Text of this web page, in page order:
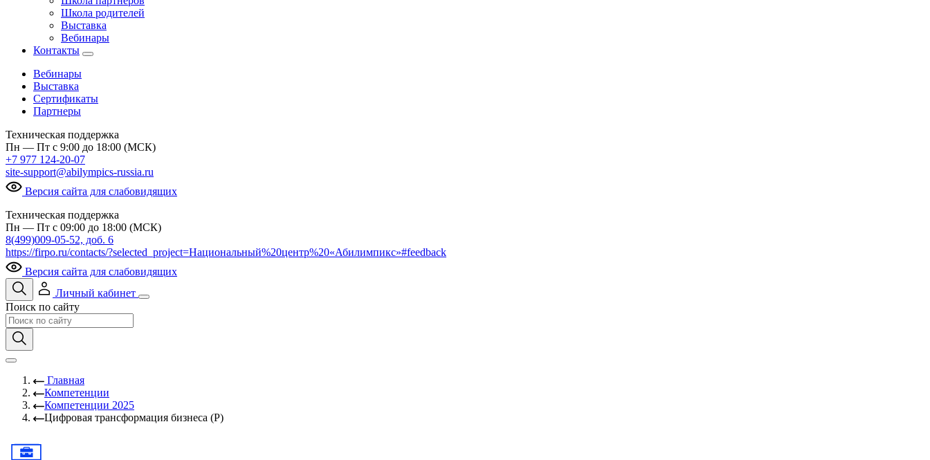
Школа родителей
Выставка
Вебинары
Контакты
Вебинары
Выставка
Сертификаты
Партнеры
Техническая поддержка
Пн — Пт с 9:00 до 18:00 (МСК)
+7 977 124-20-07
site-support@abilympics-russia.ru
Версия сайта для слабовидящих
Техническая поддержка
Пн — Пт с 09:00 до 18:00 (МСК)
8(499)009-05-52, доб. 6
https://firpo.ru/contacts/?selected_project=Национальный%20центр%20«Абилимпикс»#feedback
Версия сайта для слабовидящих
Личный кабинет
Поиск по сайту
Главная
Компетенции
Компетенции 2025
Цифровая трансформация бизнеса (Р)